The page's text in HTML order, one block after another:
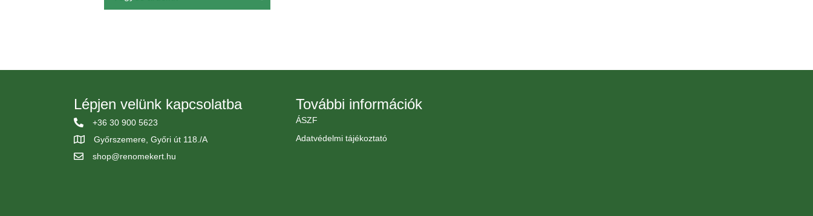
Lépjen velünk kapcsolatba
+36 30 900 5623
Győrszemere, Győri út 118./A
shop@renomekert.hu
További információk
ÁSZF
Adatvédelmi tájékoztató